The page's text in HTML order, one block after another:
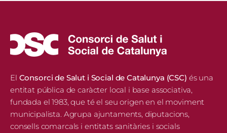
El Consorci de Salut i Social de Catalunya (CSC) és una
entitat pública de caràcter local i base associativa,
fundada el 1983, que té el seu origen en el moviment
municipalista. Agrupa ajuntaments, diputacions,
consells comarcals i entitats sanitàries i socials